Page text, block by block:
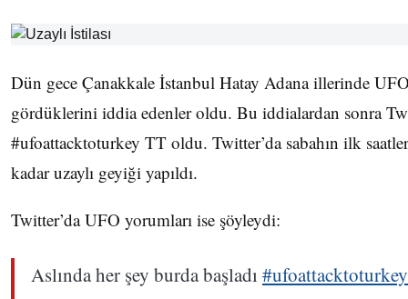
Dün gece Çanakkale İstanbul Hatay Adana illerinde
gördüklerini iddia edenler oldu. Bu iddialardan sonra
#ufoattacktoturkey TT oldu. Twitter’da sabahın ilk
kadar uzaylı geyiği yapıldı.
Twitter’da UFO yorumları ise şöyleydi:
Aslında her şey burda başladı #ufoattacktoturkey